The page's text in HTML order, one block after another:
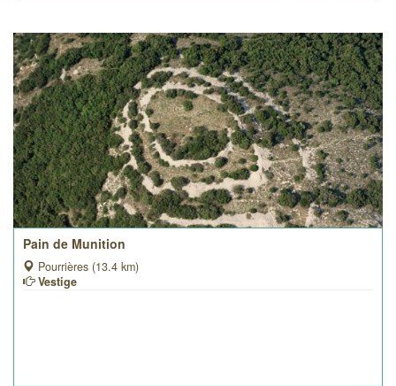
Pain de Munition
Pourrières (13.4 km)
Vestige